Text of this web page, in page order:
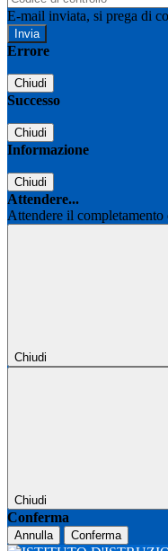
E-mail inviata, si prega di
Errore
Chiudi
Successo
Chiudi
Informazione
Chiudi
Attendere...
Attendere il completamento
Chiudi
Chiudi
Conferma
Annulla Conferma